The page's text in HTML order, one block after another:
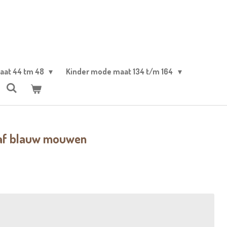
44 tm 48 Kinder mode maat 134 t/m 164
blauw mouwen